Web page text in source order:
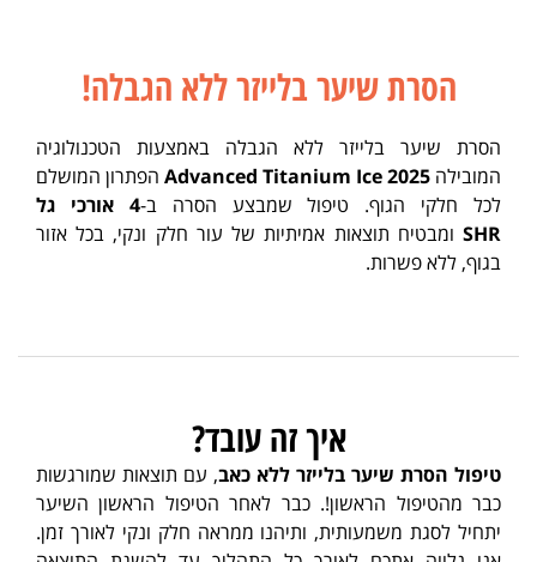
הסרת שיער בלייזר ללא הגבלה!
הסרת שיער בלייזר ללא הגבלה באמצעות הטכנולוגיה
המובילה Advanced Titanium Ice 2025 הפתרון המושלם
לכל חלקי הגוף. טיפול שמבצע הסרה ב-
4 אורכי גל
SHR ומבטיח תוצאות אמיתיות של עור חלק ונקי, בכל אזור
בגוף, ללא פשרות.
טיפול הסרת שיער בלייזר ללא כאב, עם תוצאות שמורגשות
כבר מהטיפול הראשון!. כבר לאחר הטיפול הראשון השיער
יתחיל לסגת משמעותית, ותיהנו ממראה חלק ונקי לאורך זמן.
איך זה עובד?